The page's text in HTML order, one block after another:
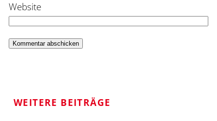
Website
WEITERE BEITRÄGE